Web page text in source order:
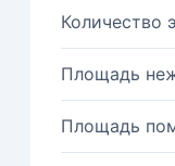
Количество
Площадь
Площадь